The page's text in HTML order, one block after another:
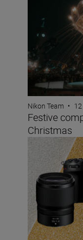
Nikon Team •
Festive
Christmas
Christmas gift